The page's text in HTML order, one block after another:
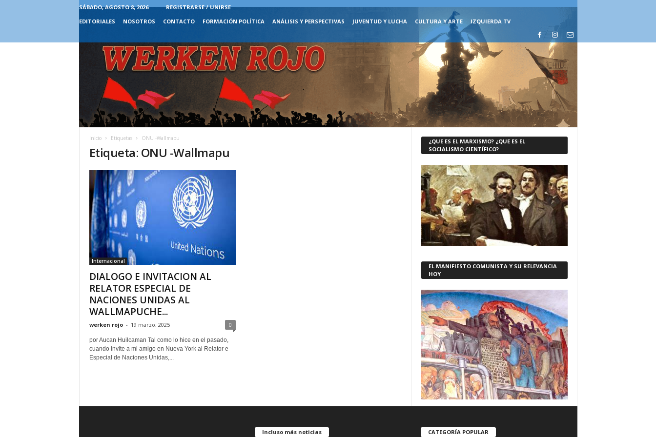
SÁBADO, AGOSTO 8, 2026
REGISTRARSE / UNIRSE
EDITORIALES
NOSOTROS CONTACTO FORMACIÓN POLÍTICA ANÁLISIS Y PERSPECTIVAS JUVENTUD Y LUCHA CULTURA Y ARTE IZQUIERDA TV
Inicio Etiquetas ONU -Wallmapu
Etiqueta: ONU -Wallmapu
Internacional
DIALOGO E INVITACION AL
RELATOR ESPECIAL DE
NACIONES UNIDAS AL
WALLMAPUCHE...
werken rojo - 19 marzo, 2025 0
por Aucan Huilcaman Tal como lo hice en el pasado,
cuando invite a mi amigo en Nueva York al Relator e
Especial de Naciones Unidas,...
¿QUE ES EL MARXISMO? ¿QUE ES EL
SOCIALISMO CIENTÍFICO?
EL MANIFIESTO COMUNISTA Y SU RELEVANCIA
HOY
Incluso más noticias CATEGORÍA POPULAR